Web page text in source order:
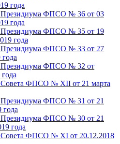
года
Президиума ФПСО № 36 от 03
года
Президиума ФПСО № 35 от 19
года
Президиума ФПСО № 33 от 27
Президиума ФПСО № 32 от
Совета ФПСО № XII от 21 марта
Президиума ФПСО № 31 от 21
года
Президиума ФПСО № 30 от 21
года
Совета ФПСО № XI от 20.12.2018